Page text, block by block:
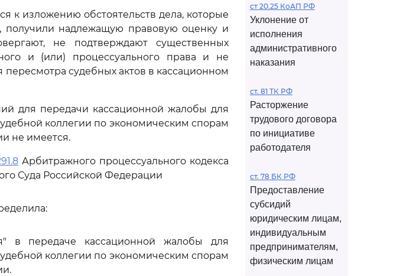
к изложению обстоятельств дела, которые
получили надлежащую правовую оценку и
не подтверждают существенных
и (или) процессуального права и не
судебных актов в кассационном
для передачи кассационной жалобы для
коллегии по экономическим спорам
не имеется.
Арбитражного процессуального кодекса
Суда Российской Федерации
в передаче кассационной жалобы для
коллегии по экономическим спорам
ст 20.25 КоАП РФ
Уклонение от
исполнения
административного
наказания
ст. 81 ТК РФ
Расторжение
трудового договора
по инициативе
работодателя
ст. 78 БК РФ
Предоставление
субсидий
юридическим лицам,
индивидуальным
предпринимателям,
физическим лицам